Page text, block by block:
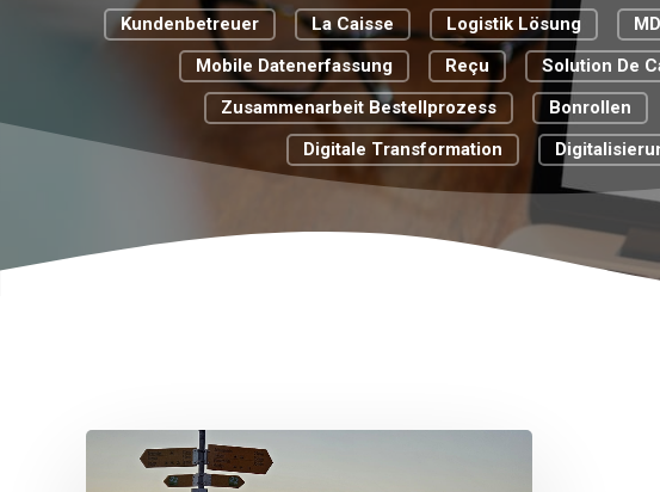
Kundenbetreuer
La Caisse Logistik Lösung
Mobile Datenerfassung
Reçu Solution De
Zusammenarbeit Bestellprozess
Bonrollen
Digitale Transformation